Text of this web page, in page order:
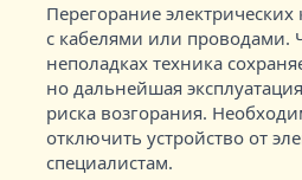
Перегорание
с кабелями или проводами.
неполадках техника
но дальнейшая
риска возгорания.
отключить устройство от
специалистам.